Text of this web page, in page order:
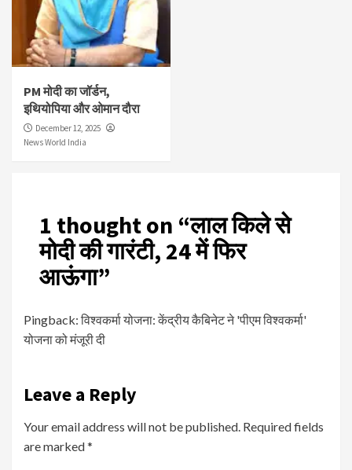
PM मोदी का जॉर्डन,
इथियोपिया और ओमान दौरा
December 12, 2025
News World India
1 thought on “लाल किले से
मोदी की गारंटी, 24 में फिर
आऊंगा”
Pingback:विश्वकर्मा योजना: केंद्रीय कैबिनेट ने 'पीएम विश्वकर्मा'
योजना को मंजूरी दी
Leave a Reply
Your email address will not be published. Required fields
are marked*